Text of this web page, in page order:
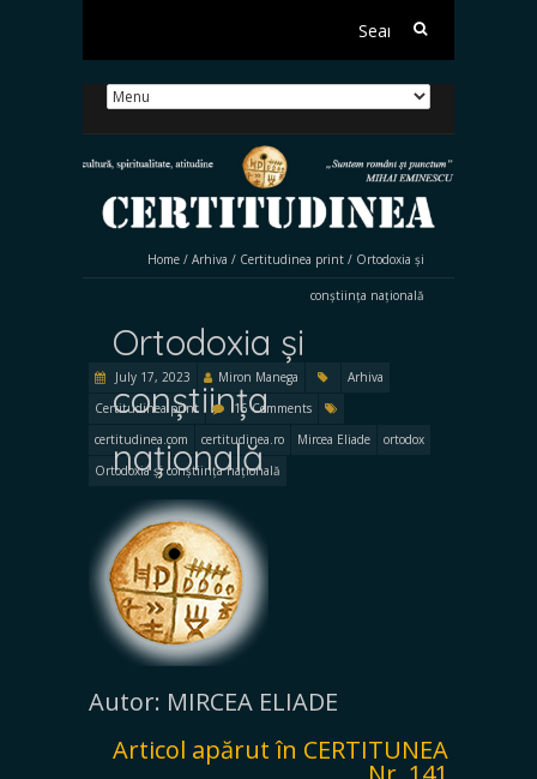
Search
Home / Arhiva / Certitudinea print / Ortodoxia și
conștiința națională
Ortodoxia și
conștiința
națională
July 17, 2023 Miron Manega
Arhiva
Certitudinea print
16 Comments
certitudinea.com
certitudinea.ro Mircea Eliade
ortodox
Ortodoxia și conștiința națională
Autor: MIRCEA ELIADE
Articol apărut în CERTITUNEA